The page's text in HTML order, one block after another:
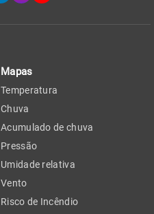
Mapas
Temperatura
Chuva
Acumulado de chuva
Pressão
Umidade relativa
Vento
Risco de Incêndio